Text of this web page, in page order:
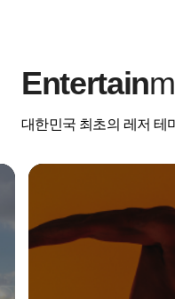
Entertain
대한민국 최초의 레저 테